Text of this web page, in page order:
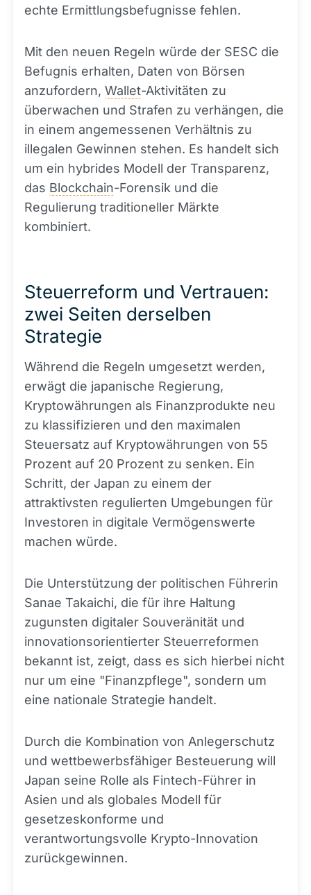
echte Ermittlungsbefugnisse fehlen.
Mit den neuen Regeln würde der SESC die
Befugnis erhalten, Daten von Börsen
anzufordern, Wallet-Aktivitäten zu
überwachen und Strafen zu verhängen, die
in einem angemessenen Verhältnis zu
illegalen Gewinnen stehen. Es handelt sich
um ein hybrides Modell der Transparenz,
das Blockchain-Forensik und die
Regulierung traditioneller Märkte
kombiniert.
Steuerreform und Vertrauen:
zwei Seiten derselben
Strategie
Während die Regeln umgesetzt werden,
erwägt die japanische Regierung,
Kryptowährungen als Finanzprodukte neu
zu klassifizieren und den maximalen
Steuersatz auf Kryptowährungen von 55
Prozent auf 20 Prozent zu senken. Ein
Schritt, der Japan zu einem der
attraktivsten regulierten Umgebungen für
Investoren in digitale Vermögenswerte
machen würde.
Die Unterstützung der politischen Führerin
Sanae Takaichi, die für ihre Haltung
zugunsten digitaler Souveränität und
innovationsorientierter Steuerreformen
bekannt ist, zeigt, dass es sich hierbei nicht
nur um eine "Finanzpflege", sondern um
eine nationale Strategie handelt.
Durch die Kombination von Anlegerschutz
und wettbewerbsfähiger Besteuerung will
Japan seine Rolle als Fintech-Führer in
Asien und als globales Modell für
gesetzeskonforme und
verantwortungsvolle Krypto-Innovation
zurückgewinnen.